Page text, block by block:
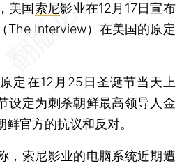
美国索尼影业在12月17日宣布
The Interview）在美国的原定
在12月25日圣诞节当天上
设定为刺杀朝鲜最高领导人金
官方的抗议和反对。
索尼影业的电脑系统近期遭